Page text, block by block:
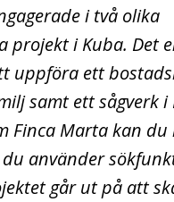
i två olika
projekt i Kuba. Det
uppföra ett
samt ett sågverk i
Finca Marta kan
använder
går ut på att